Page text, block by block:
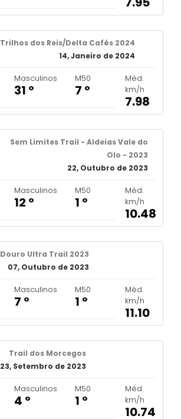
Trilhos dos Reis/Delta Cafés 2024
14, Janeiro de 2024
Masculinos
31 º
M50
7 º
Méd.
km/h
7.98
Sem Limites Trail - Aldeias Vale do
Olo - 2023
22, Outubro de 2023
Masculinos
12 º
M50
1 º
Méd.
km/h
10.48
Douro Ultra Trail 2023
07, Outubro de 2023
Masculinos
7 º
M50
1 º
Méd.
km/h
11.10
Trail dos Morcegos
23, Setembro de 2023
Masculinos
4 º
M50
1 º
Méd.
km/h
10.74